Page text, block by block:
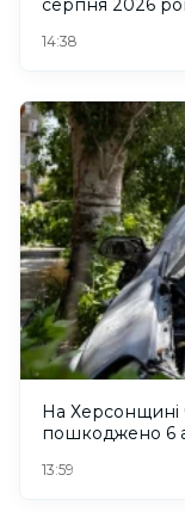
серпня 2026
14:38
На Херсонщині
пошкоджено 6
13:59